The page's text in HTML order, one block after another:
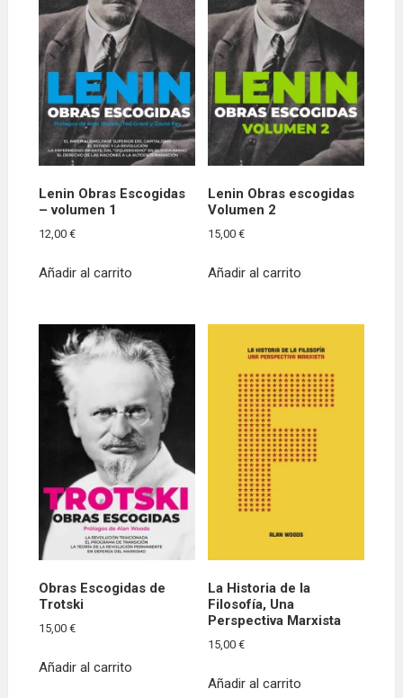
Lenin Obras Escogidas
– volumen 1
12,00€
Añadir al carrito
Lenin Obras escogidas
Volumen 2
15,00€
Añadir al carrito
Obras Escogidas de
Trotski
15,00€
Añadir al carrito
La Historia de la
Filosofía, Una
Perspectiva Marxista
15,00€
Añadir al carrito